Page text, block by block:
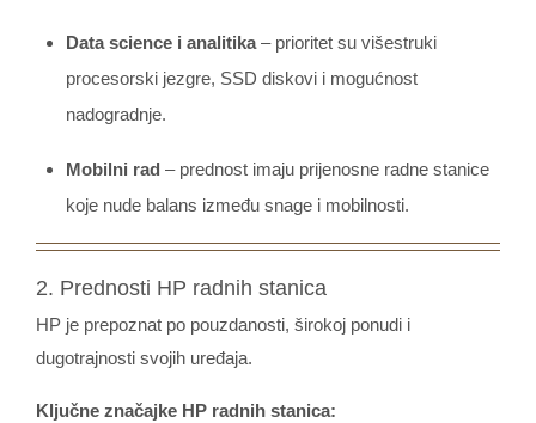
Data science i analitika– prioritet su višestruki
procesorski jezgre, SSD diskovi i mogućnost
nadogradnje.
Mobilni rad – prednost imaju prijenosne radne stanice
koje nude balans između snage i mobilnosti.
2. Prednosti HP radnih stanica
HP je prepoznat po pouzdanosti, širokoj ponudi i
dugotrajnosti svojih uređaja.
Ključne značajke HP radnih stanica: